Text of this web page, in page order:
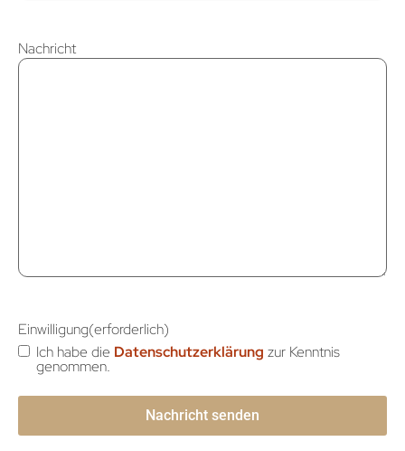
Nachricht
Einwilligung(erforderlich)
Ich habe die Datenschutzerklärung zur Kenntnis
genommen.